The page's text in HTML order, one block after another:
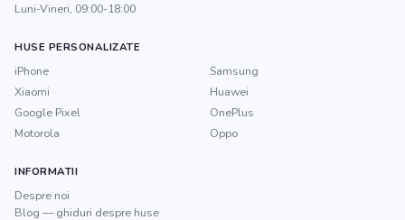
Luni-Vineri, 09:00-18:00
HUSE PERSONALIZATE
iPhone
Samsung
Xiaomi
Huawei
Google Pixel
OnePlus
Motorola
Oppo
INFORMATII
Despre noi
Blog — ghiduri despre huse